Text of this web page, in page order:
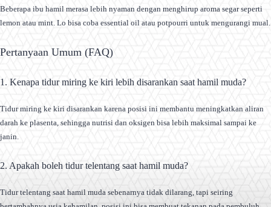
Beberapa ibu hamil merasa lebih nyaman dengan menghirup aroma segar seperti
lemon atau mint. Lo bisa coba essential oil atau potpourri untuk mengurangi mual.
Pertanyaan Umum (FAQ)
1. Kenapa tidur miring ke kiri lebih disarankan saat hamil muda?
Tidur miring ke kiri disarankan karena posisi ini membantu meningkatkan aliran
darah ke plasenta, sehingga nutrisi dan oksigen bisa lebih maksimal sampai ke
janin.
2. Apakah boleh tidur telentang saat hamil muda?
Tidur telentang saat hamil muda sebenarnya tidak dilarang, tapi seiring